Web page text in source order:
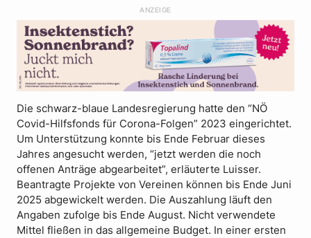
ANZEIGE
Die schwarz-blaue Landesregierung hatte den “NÖ
Covid-Hilfsfonds für Corona-Folgen” 2023 eingerichtet.
Um Unterstützung konnte bis Ende Februar dieses
Jahres angesucht werden, “jetzt werden die noch
offenen Anträge abgearbeitet”, erläuterte Luisser.
Beantragte Projekte von Vereinen können bis Ende Juni
2025 abgewickelt werden. Die Auszahlung läuft den
Angaben zufolge bis Ende August. Nicht verwendete
Mittel fließen in das allgemeine Budget. In einer ersten